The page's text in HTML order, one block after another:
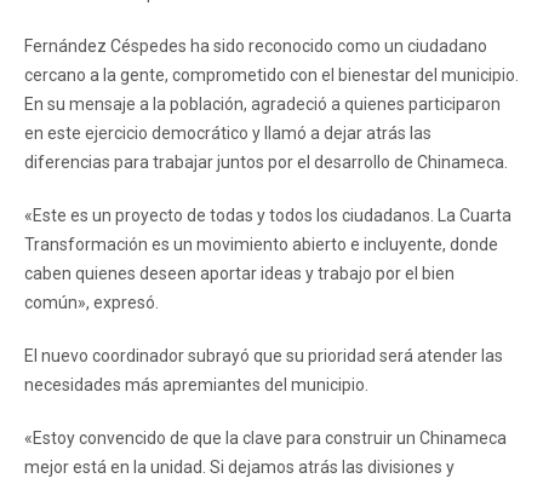
Fernández Céspedes ha sido reconocido como un ciudadano
cercano a la gente, comprometido con el bienestar del municipio.
En su mensaje a la población, agradeció a quienes participaron
en este ejercicio democrático y llamó a dejar atrás las
diferencias para trabajar juntos por el desarrollo de Chinameca.
«Este es un proyecto de todas y todos los ciudadanos. La Cuarta
Transformación es un movimiento abierto e incluyente, donde
caben quienes deseen aportar ideas y trabajo por el bien
común», expresó.
El nuevo coordinador subrayó que su prioridad será atender las
necesidades más apremiantes del municipio.
«Estoy convencido de que la clave para construir un Chinameca
mejor está en la unidad. Si dejamos atrás las divisiones y